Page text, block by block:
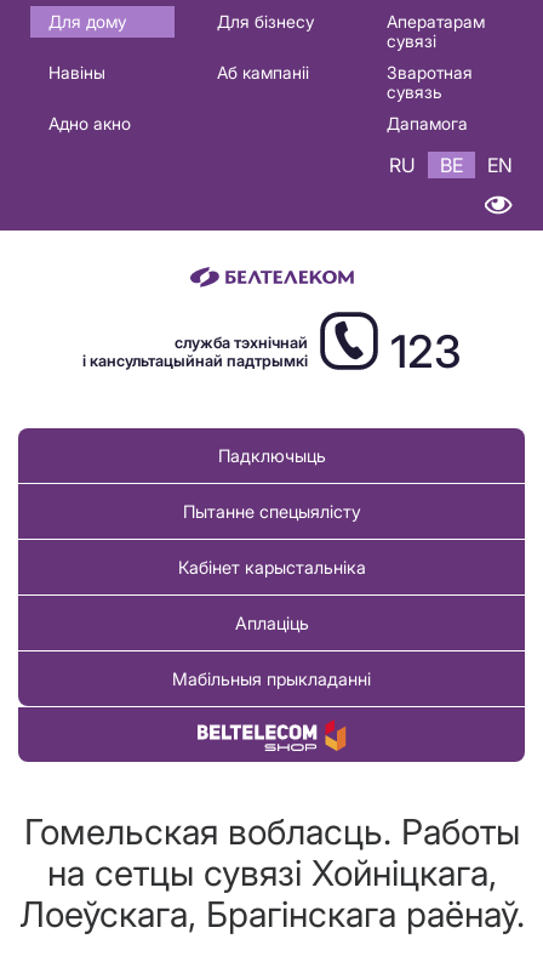
Основная
навигация
Для дому Для бізнесу
Аператарам
сувязі
Навіны
Аб кампаніі
Зваротная
сувязь
Адно акно
Дапамога
RU BE EN
служба тэхнічнай
і кансультацыйнай падтрымкі
123
Падключыць
Пытанне спецыялісту
Кабінет карыстальніка
Аплаціць
Мабільныя прыкладанні
Купіць тавар
Гомельская вобласць. Работы
на сетцы сувязі Хойніцкага,
Лоеўскага, Брагінскага раёнаў.